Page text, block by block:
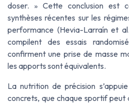
doser. » Cette conclusion est
synthèses récentes sur les
performance (Hevia-Larraín et
compilent des essais
confirment une prise de masse
les apports sont équivalents.
La nutrition de précision
concrets, que chaque sportif